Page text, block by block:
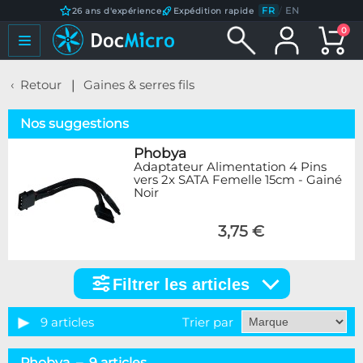
26 ans d'expérience Expédition rapide FR / EN
0
Retour Gaines & serres fils
Nos suggestions
Phobya
Adaptateur Alimentation 4 Pins
vers 2x SATA Femelle 15cm - Gainé
Noir
3,75 €
articles
Marque
Filtrer les articles
9 articles Trier par